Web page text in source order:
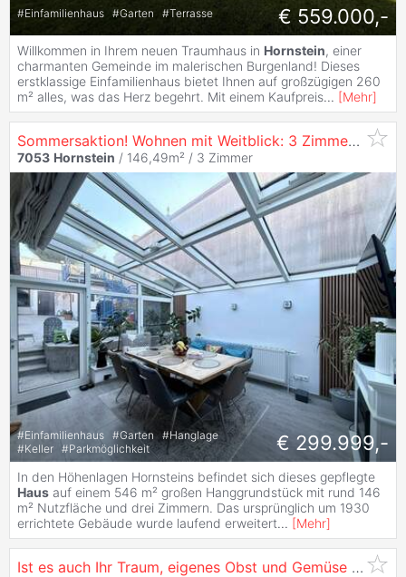
#Einfamilienhaus #Garten #Terrasse € 559.000,-
Willkommen in Ihrem neuen Traumhaus in Hornstein, einer
charmanten Gemeinde im malerischen Burgenland! Dieses
erstklassige Einfamilienhaus bietet Ihnen auf großzügigen 260
m² alles, was das Herz begehrt. Mit einem Kaufpreis... [Mehr]
Sommersaktion! Wohnen mit Weitblick: 3 ZimmerHaus
7053 Hornstein / 146,49m² / 3 Zimmer
#Einfamilienhaus #Garten #Hanglage
#Keller #Parkmöglichkeit € 299.999,-
In den Höhenlagen Hornsteins befindet sich dieses gepflegte
Haus auf einem 546 m² großen Hanggrundstück mit rund 146
m² Nutzfläche und drei Zimmern. Das ursprünglich um 1930
errichtete Gebäude wurde laufend erweitert... [Mehr]
Ist es auch Ihr Traum, eigenes Obst und Gemüse zu ernten?